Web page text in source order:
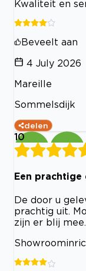
Kwaliteit en
Beveelt aan
4 July 2026
Mareille
Sommelsdijk
delen
10
Een prachtige
De door u
prachtig uit.
zijn er blij mee.